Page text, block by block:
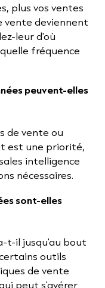
plus vos ventes
vente deviennent
leur d'où
fréquence
peuvent-elles
de vente ou
est une priorité,
intelligence
nécessaires.
sont-elles
t-il jusqu'au bout
outils
de vente
peut s'avérer